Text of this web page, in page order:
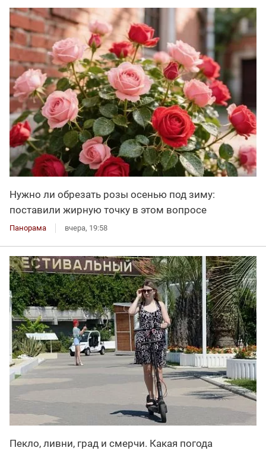
Нужно ли обрезать розы осенью под зиму:
поставили жирную точку в этом вопросе
Панорама вчера, 19:58
Пекло, ливни, град и смерчи. Какая погода